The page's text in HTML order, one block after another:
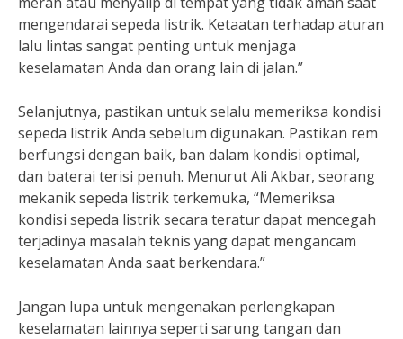
mengendarai sepeda listrik. Ketaatan terhadap aturan
lalu lintas sangat penting untuk menjaga
keselamatan Anda dan orang lain di jalan.”
Selanjutnya, pastikan untuk selalu memeriksa kondisi
sepeda listrik Anda sebelum digunakan. Pastikan rem
berfungsi dengan baik, ban dalam kondisi optimal,
dan baterai terisi penuh. Menurut Ali Akbar, seorang
mekanik sepeda listrik terkemuka, “Memeriksa
kondisi sepeda listrik secara teratur dapat mencegah
terjadinya masalah teknis yang dapat mengancam
keselamatan Anda saat berkendara.”
Jangan lupa untuk mengenakan perlengkapan
keselamatan lainnya seperti sarung tangan dan